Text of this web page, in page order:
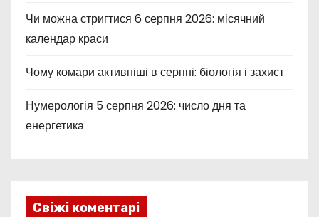
Чи можна стригтися 6 серпня 2026: місячний
календар краси
Чому комари активніші в серпні: біологія і захист
Нумерологія 5 серпня 2026: число дня та
енергетика
Свіжі коментарі